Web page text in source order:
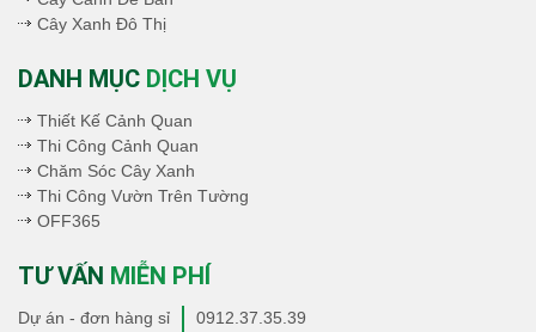
Cây Xanh Đô Thị
DANH MỤC DỊCH VỤ
Thiết Kế Cảnh Quan
Thi Công Cảnh Quan
Chăm Sóc Cây Xanh
Thi Công Vườn Trên Tường
OFF365
TƯ VẤN MIỄN PHÍ
Dự án - đơn hàng sỉ
0912.37.35.39